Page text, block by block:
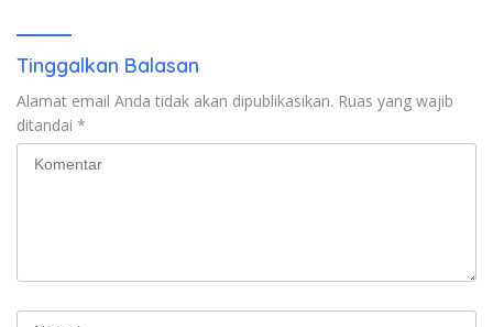
Tinggalkan Balasan
Alamat email Anda tidak akan dipublikasikan. Ruas yang wajib
ditandai *